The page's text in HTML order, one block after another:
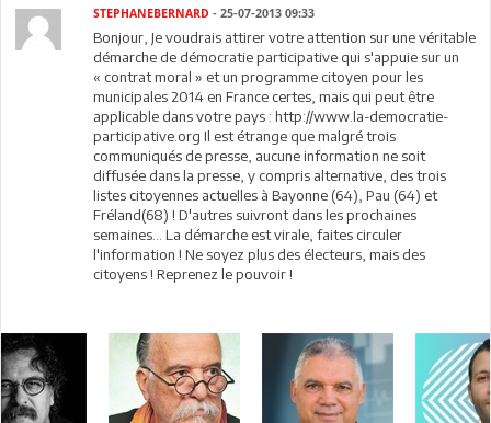
STEPHANEBERNARD - 25-07-2013 09:33
Bonjour, Je voudrais attirer votre attention sur une véritable
démarche de démocratie participative qui s'appuie sur un
« contrat moral » et un programme citoyen pour les
municipales 2014 en France certes, mais qui peut être
applicable dans votre pays : http://www.la-democratie-
participative.org Il est étrange que malgré trois
communiqués de presse, aucune information ne soit
diffusée dans la presse, y compris alternative, des trois
listes citoyennes actuelles à Bayonne (64), Pau (64) et
Fréland(68) ! D'autres suivront dans les prochaines
semaines... La démarche est virale, faites circuler
l'information ! Ne soyez plus des électeurs, mais des
citoyens ! Reprenez le pouvoir !